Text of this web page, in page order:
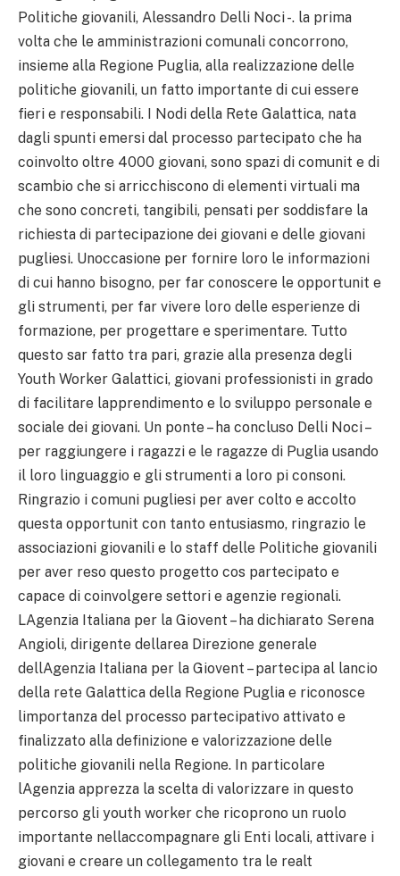
Politiche giovanili, Alessandro Delli Noci -. la prima
volta che le amministrazioni comunali concorrono,
insieme alla Regione Puglia, alla realizzazione delle
politiche giovanili, un fatto importante di cui essere
fieri e responsabili. I Nodi della Rete Galattica, nata
dagli spunti emersi dal processo partecipato che ha
coinvolto oltre 4000 giovani, sono spazi di comunit e di
scambio che si arricchiscono di elementi virtuali ma
che sono concreti, tangibili, pensati per soddisfare la
richiesta di partecipazione dei giovani e delle giovani
pugliesi. Unoccasione per fornire loro le informazioni
di cui hanno bisogno, per far conoscere le opportunit e
gli strumenti, per far vivere loro delle esperienze di
formazione, per progettare e sperimentare. Tutto
questo sar fatto tra pari, grazie alla presenza degli
Youth Worker Galattici, giovani professionisti in grado
di facilitare lapprendimento e lo sviluppo personale e
sociale dei giovani. Un ponte – ha concluso Delli Noci –
per raggiungere i ragazzi e le ragazze di Puglia usando
il loro linguaggio e gli strumenti a loro pi consoni.
Ringrazio i comuni pugliesi per aver colto e accolto
questa opportunit con tanto entusiasmo, ringrazio le
associazioni giovanili e lo staff delle Politiche giovanili
per aver reso questo progetto cos partecipato e
capace di coinvolgere settori e agenzie regionali.
LAgenzia Italiana per la Giovent – ha dichiarato Serena
Angioli, dirigente dellarea Direzione generale
dellAgenzia Italiana per la Giovent – partecipa al lancio
della rete Galattica della Regione Puglia e riconosce
limportanza del processo partecipativo attivato e
finalizzato alla definizione e valorizzazione delle
politiche giovanili nella Regione. In particolare
lAgenzia apprezza la scelta di valorizzare in questo
percorso gli youth worker che ricoprono un ruolo
importante nellaccompagnare gli Enti locali, attivare i
giovani e creare un collegamento tra le realt